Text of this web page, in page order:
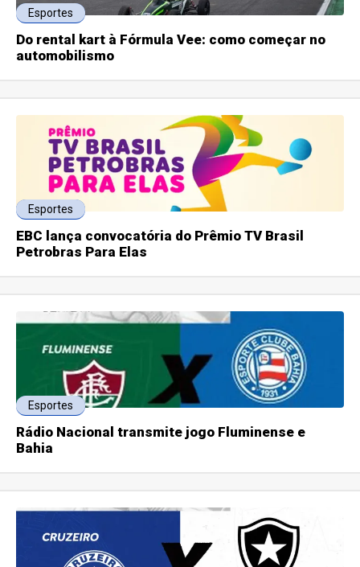
Esportes
Do rental kart à Fórmula Vee: como começar no
automobilismo
Esportes
EBC lança convocatória do Prêmio TV Brasil
Petrobras Para Elas
Esportes
Rádio Nacional transmite jogo Fluminense e
Bahia